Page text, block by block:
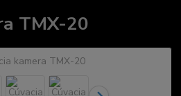
TMX-20